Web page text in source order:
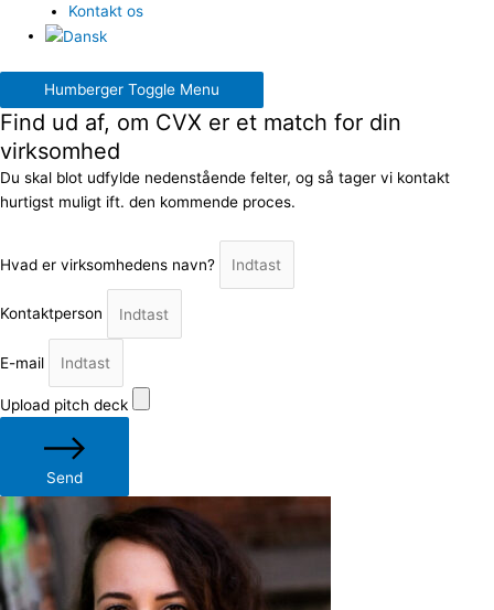
Kontakt os
Humberger Toggle Menu
Find ud af, om CVX er et match for din
virksomhed
Du skal blot udfylde nedenstående felter, og så tager vi kontakt
hurtigst muligt ift. den kommende proces.
Hvad er virksomhedens navn?
Kontaktperson
E-mail
Upload pitch deck
Send